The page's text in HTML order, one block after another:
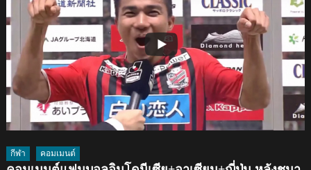
กีฬา คอมเมนต์